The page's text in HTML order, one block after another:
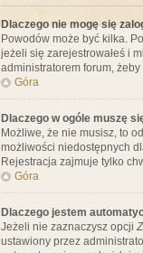
Dlaczego nie mogę się
Powodów może być kilka.
jeżeli się zarejestrowałeś i
administratorem forum,
Góra
Dlaczego w ogóle muszę
Możliwe, że nie musisz, to
możliwości niedostępnych
Rejestracja zajmuje tylko
Góra
Dlaczego jestem
Jeżeli nie zaznaczysz opcji
ustawiony przez